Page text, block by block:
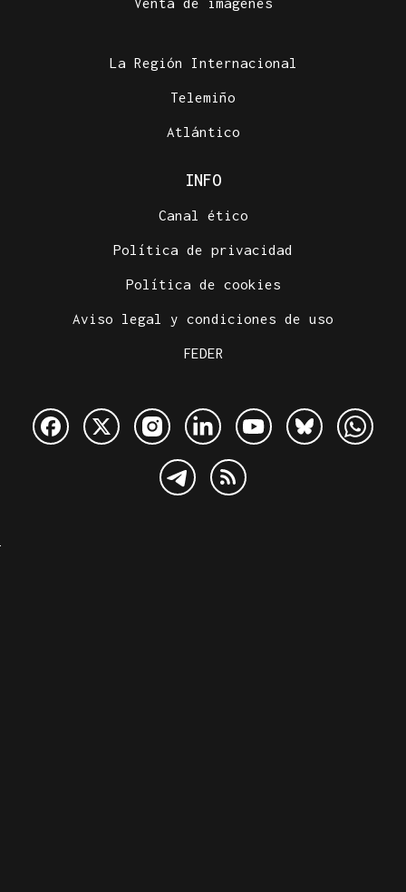
La Región Internacional
Telemiño
Atlántico
INFO
Canal ético
Política de privacidad
Política de cookies
Aviso legal y condiciones de uso
FEDER